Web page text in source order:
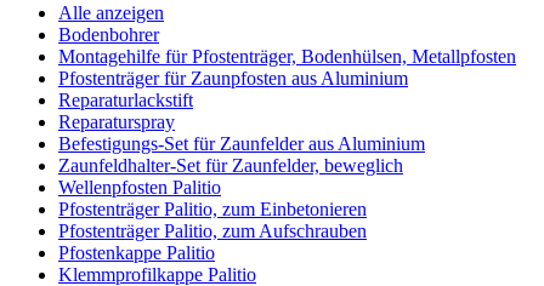
Alle anzeigen
Bodenbohrer
Montagehilfe für Pfostenträger, Bodenhülsen, Metallpfosten
Pfostenträger für Zaunpfosten aus Aluminium
Reparaturlackstift
Reparaturspray
Befestigungs-Set für Zaunfelder aus Aluminium
Zaunfeldhalter-Set für Zaunfelder, beweglich
Wellenpfosten Palitio
Pfostenträger Palitio, zum Einbetonieren
Pfostenträger Palitio, zum Aufschrauben
Pfostenkappe Palitio
Klemmprofilkappe Palitio